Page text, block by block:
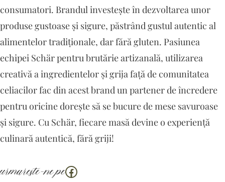
consumatori. Brandul investește în dezvoltarea unor
produse gustoase și sigure, păstrând gustul autentic al
alimentelor tradiționale, dar fără gluten. Pasiunea
echipei Schär pentru brutărie artizanală, utilizarea
creativă a ingredientelor și grija față de comunitatea
celiacilor fac din acest brand un partener de încredere
pentru oricine dorește să se bucure de mese savuroase
și sigure. Cu Schär, fiecare masă devine o experiență
culinară autentică, fără griji!
urmareste-ne peFacebook